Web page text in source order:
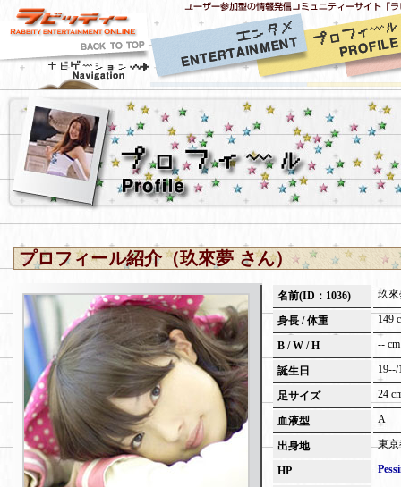
プロフィール紹介（玖來夢 さん）
名前(ID：1036) 玖
身長 / 体重 149
B / W / H --
誕生日 19--/
足サイズ 24
血液型 A
出身地 東
HP